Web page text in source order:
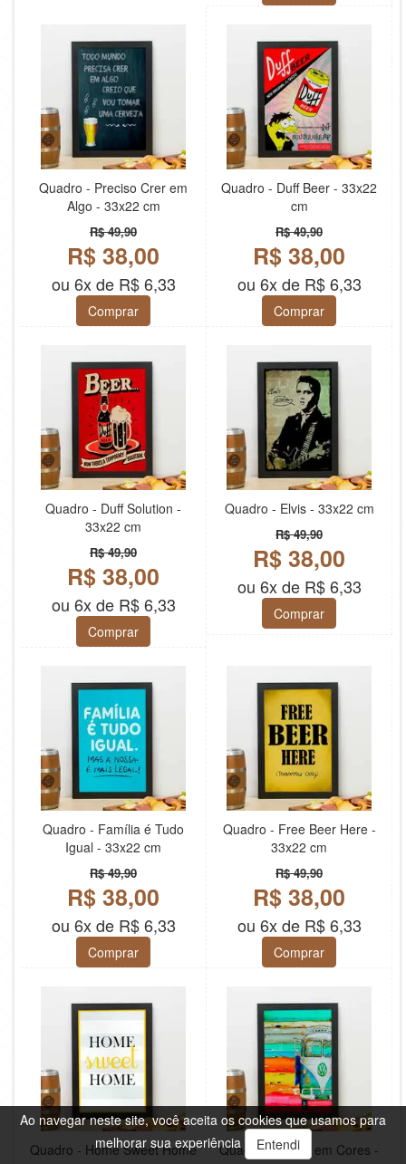
Quadro - Preciso Crer em
Algo - 33x22 cm
R$ 49,90
R$ 38,00
ou 6x de R$ 6,33
Comprar
Quadro - Duff Beer - 33x22
cm
R$ 49,90
R$ 38,00
ou 6x de R$ 6,33
Comprar
Quadro - Duff Solution -
33x22 cm
R$ 49,90
R$ 38,00
ou 6x de R$ 6,33
Comprar
Quadro - Elvis - 33x22 cm
R$ 49,90
R$ 38,00
ou 6x de R$ 6,33
Comprar
Quadro - Família é Tudo
Igual - 33x22 cm
R$ 49,90
R$ 38,00
ou 6x de R$ 6,33
Comprar
Quadro - Free Beer Here -
33x22 cm
R$ 49,90
R$ 38,00
ou 6x de R$ 6,33
Comprar
Quadro - Home Sweet Home
Quadro - Kombi em Cores -
Ao navegar neste site, você aceita os cookies que usamos para
melhorar sua experiência
Entendi